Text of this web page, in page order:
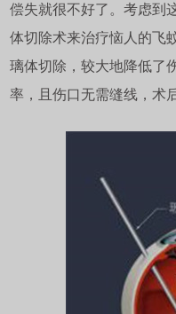
偿失就很不好了。考虑到
体切除术来治疗恼人的飞
璃体切除，较大地降低了
率，且伤口无需缝线，术